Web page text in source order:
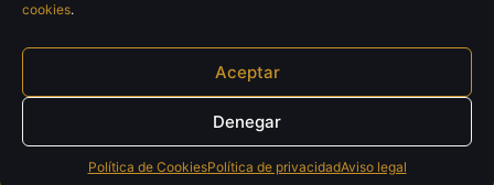
cookies.
Aceptar
Denegar
Política de CookiesPolítica de privacidadAviso legal
Política de Cookies
Restaurante Brillante Manises – © Todos los derechos reservados